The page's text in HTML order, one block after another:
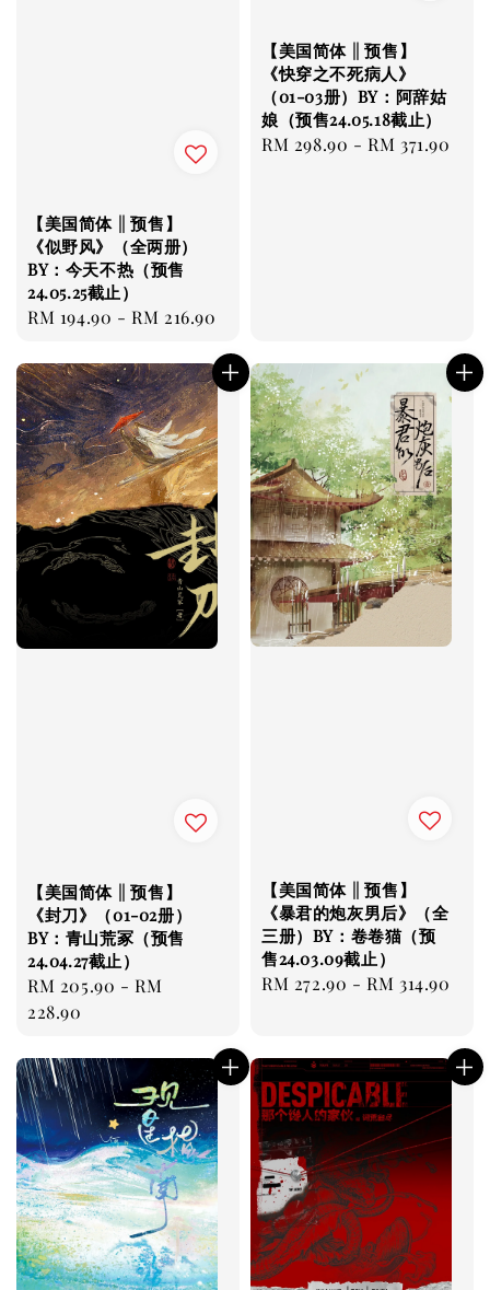
【美国简体 || 预售】
《似野风》（全两册）
BY：今天不热（预售
24.05.25截止）
Regular
RM 194.90 -RM 216.90
【美国简体 || 预售】
《快穿之不死病人》
（01-03册）BY：阿辞姑
娘（预售24.05.18截止）
Regular
RM 298.90 -RM 371.90
【美国简体 || 预售】
《封刀》（01-02册）
BY：青山荒冢（预售
24.04.27截止）
Regular
price
RM 205.90 -RM
228.90
【美国简体 || 预售】
《暴君的炮灰男后》（全
三册）BY：卷卷猫（预
售24.03.09截止）
Regular
RM 272.90 -RM 314.90